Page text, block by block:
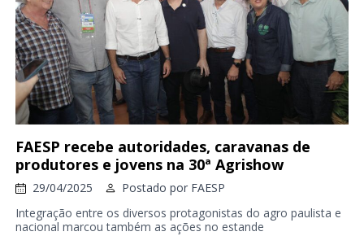
FAESP recebe autoridades, caravanas de
produtores e jovens na 30ª Agrishow
29/04/2025 Postado por FAESP
Integração entre os diversos protagonistas do agro paulista e
nacional marcou também as ações no estande